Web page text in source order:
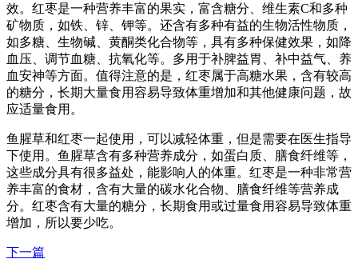
效。红枣是一种营养丰富的果实，富含糖分、维生素C和多种
矿物质，如铁、锌、钾等。还含有多种有益的生物活性物质，
如多糖、生物碱、黄酮类化合物等，具有多种保健效果，如降
血压、调节血糖、抗氧化等。多用于补脾益胃、补中益气、养
血安神等方面。值得注意的是，红枣属于高糖水果，含有较高
的糖分，长期大量食用容易导致体重增加和其他健康问题，故
应适量食用。
鱼腥草和红枣一起使用，可以减轻体重，但是需要在医生指导
下使用。鱼腥草含有多种营养成分，如蛋白质、膳食纤维等，
这些成分具有很多益处，能影响人的体重。红枣是一种非常营
养丰富的食材，含有大量的碳水化合物、膳食纤维等营养成
分。红枣含有大量的糖分，长期食用或过量食用容易导致体重
增加，所以要少吃。
下一篇